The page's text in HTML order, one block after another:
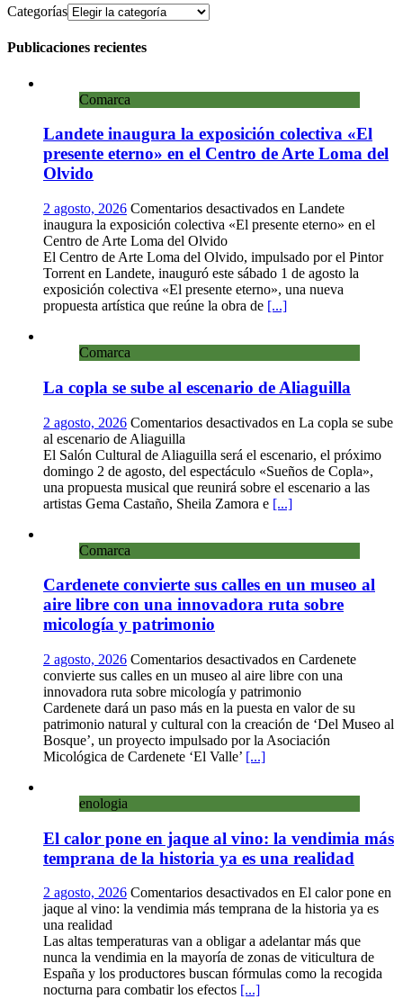
Categorías
Publicaciones recientes
Comarca
Landete inaugura la exposición colectiva «El
presente eterno» en el Centro de Arte Loma del
Olvido
2 agosto, 2026 Comentarios desactivados en Landete
inaugura la exposición colectiva «El presente eterno» en el
Centro de Arte Loma del Olvido
El Centro de Arte Loma del Olvido, impulsado por el Pintor
Torrent en Landete, inauguró este sábado 1 de agosto la
exposición colectiva «El presente eterno», una nueva
propuesta artística que reúne la obra de [...]
Comarca
La copla se sube al escenario de Aliaguilla
2 agosto, 2026 Comentarios desactivados en La copla se sube
al escenario de Aliaguilla
El Salón Cultural de Aliaguilla será el escenario, el próximo
domingo 2 de agosto, del espectáculo «Sueños de Copla»,
una propuesta musical que reunirá sobre el escenario a las
artistas Gema Castaño, Sheila Zamora e [...]
Comarca
Cardenete convierte sus calles en un museo al
aire libre con una innovadora ruta sobre
micología y patrimonio
2 agosto, 2026 Comentarios desactivados en Cardenete
convierte sus calles en un museo al aire libre con una
innovadora ruta sobre micología y patrimonio
Cardenete dará un paso más en la puesta en valor de su
patrimonio natural y cultural con la creación de ‘Del Museo al
Bosque’, un proyecto impulsado por la Asociación
Micológica de Cardenete ‘El Valle’ [...]
enologia
El calor pone en jaque al vino: la vendimia más
temprana de la historia ya es una realidad
2 agosto, 2026 Comentarios desactivados en El calor pone en
jaque al vino: la vendimia más temprana de la historia ya es
una realidad
Las altas temperaturas van a obligar a adelantar más que
nunca la vendimia en la mayoría de zonas de viticultura de
España y los productores buscan fórmulas como la recogida
nocturna para combatir los efectos [...]